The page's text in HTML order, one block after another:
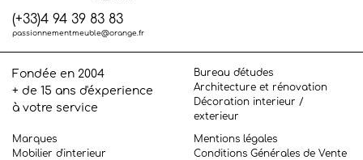
(+33)4 94 39 83 83
passionnementmeuble@orange.fr
Fondée en 2004
+ de 15 ans d'éxperience
à votre service
Bureau d'études
Architecture et rénovation
Décoration interieur /
exterieur
Marques
Mobilier d'interieur
Mentions légales
Conditions Générales de Vente